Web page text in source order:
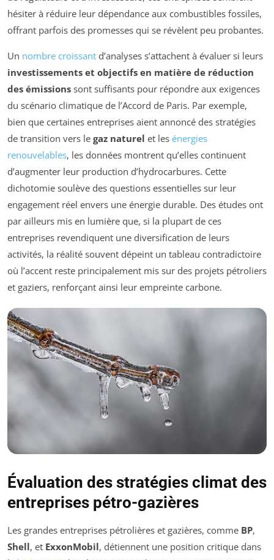
hésiter à réduire leur dépendance aux combustibles fossiles,
offrant parfois des promesses qui se révèlent peu probantes.
Un nombre croissant d’analyses s’attachent à évaluer si leurs
investissements et objectifs en matière de réduction
des émissions sont suffisants pour répondre aux exigences
du scénario climatique de l’Accord de Paris. Par exemple,
bien que certaines entreprises aient annoncé des stratégies
de transition vers le gaz naturel et les énergies
renouvelables, les données montrent qu’elles continuent
d’augmenter leur production d’hydrocarbures. Cette
dichotomie soulève des questions essentielles sur leur
engagement réel envers une énergie durable. Des études ont
par ailleurs mis en lumière que, si la plupart de ces
entreprises revendiquent une diversification de leurs
activités, la réalité souvent dépeint un tableau contradictoire
où l’accent reste principalement mis sur des projets pétroliers
et gaziers, renforçant ainsi leur empreinte carbone.
Évaluation des stratégies climat des
entreprises pétro-gazières
Les grandes entreprises pétrolières et gazières, comme BP,
Shell, et ExxonMobil, détiennent une position critique dans